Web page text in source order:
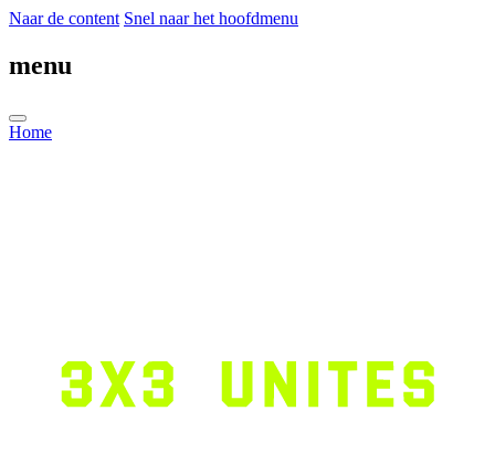
Naar de content Snel naar het hoofdmenu
menu
Home